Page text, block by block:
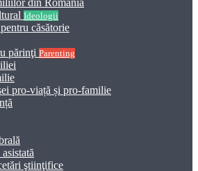
din România
Ideologii
căsătorie
părinţi Parenting
pro-viață și pro-familie
ştiinţifice